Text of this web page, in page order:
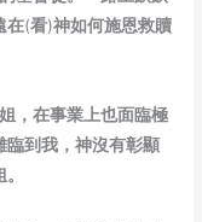
在(看)神如何施恩救贖
，在事業上也面臨極
臨到我，神沒有彰顯